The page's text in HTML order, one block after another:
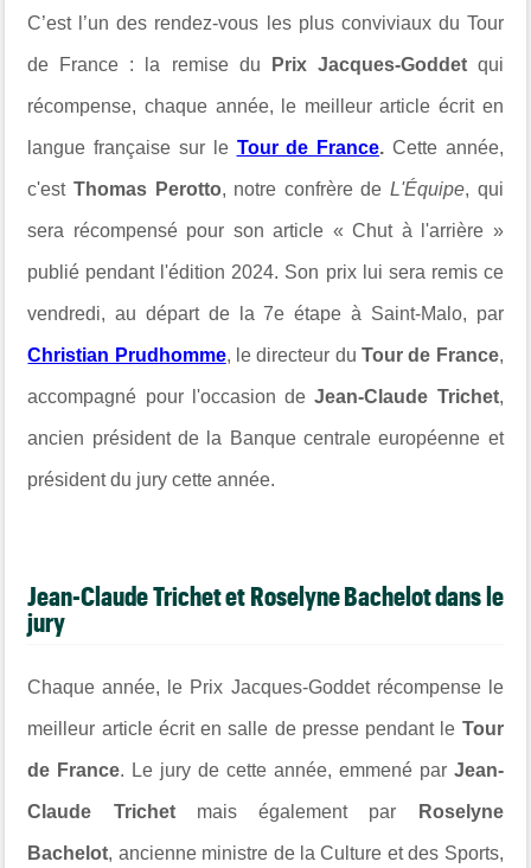
C’est l’un des rendez-vous les plus conviviaux du Tour
de France : la remise du Prix Jacques-Goddetqui
récompense, chaque année, le meilleur article écrit en
langue française sur le Tour de France. Cette année,
c'estThomas Perotto, notre confrère de L'Équipe, qui
sera récompensé pour son article « Chut à l'arrière »
publié pendant l'édition 2024. Son prix lui sera remis ce
vendredi, au départ de la 7e étape à Saint-Malo, par
Christian Prudhomme, le directeur du Tour de France,
accompagné pour l'occasion deJean-Claude Trichet,
ancien président de la Banque centrale européenne et
président du jury cette année.
Jean-Claude Trichet et Roselyne Bachelot dans le
jury
Chaque année, le Prix Jacques-Goddet récompense le
meilleur article écrit en salle de presse pendant le Tour
de France. Le jury de cette année, emmené par Jean-
Claude Trichet mais également par Roselyne
Bachelot, ancienne ministre de la Culture et des Sports,